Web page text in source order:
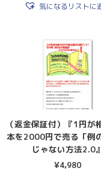
気になるリストに
（返金保証付）『1円が
本を2000円で売る「例
じゃない方法2.0』
¥4,980